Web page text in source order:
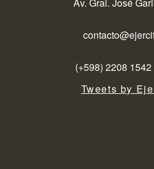
Av. Gral. José
(+598) 2208
Tweets by